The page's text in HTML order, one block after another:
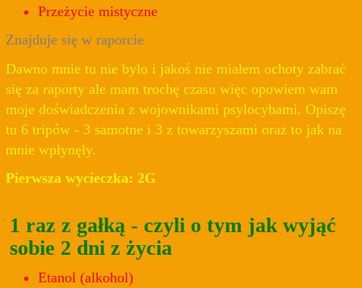
Przeżycie mistyczne
Znajduje się w raporcie
Dawno mnie tu nie było i jakoś nie miałem ochoty zabrać
się za raporty ale mam trochę czasu więc opowiem wam
moje doświadczenia z wojownikami psylocybami. Opiszę
tu 6 tripów - 3 samotne i 3 z towarzyszami oraz to jak na
mnie wpłynęły.
Pierwsza wycieczka: 2G
1 raz z gałką - czyli o tym jak wyjąć
sobie 2 dni z życia
Etanol (alkohol)